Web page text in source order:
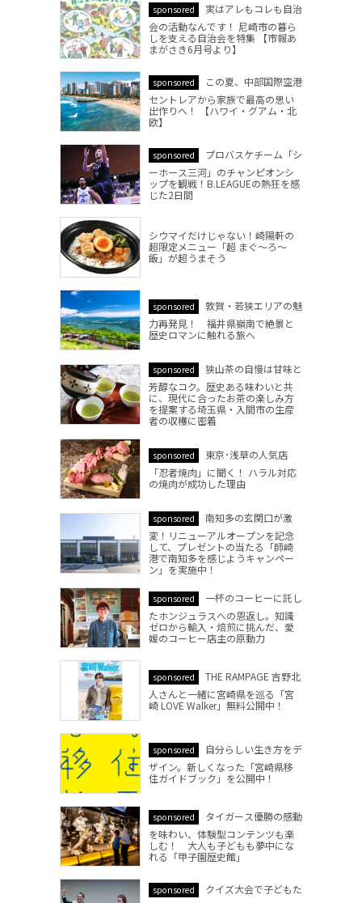
sponsored
実はアレもコレも自治
会の活動なんです！ 尼崎市の暮ら
しを支える自治会を特集 【市報あ
まがさき6月号より】
sponsored
この夏、中部国際空港
セントレアから家族で最高の思い
出作りへ！ 【ハワイ・グアム・北
欧】
sponsored
プロバスケチーム「シ
ーホース三河」のチャンピオンシ
ップを観戦！B.LEAGUEの熱狂を感
じた2日間
シウマイだけじゃない！崎陽軒の
超限定メニュー「超 まぐ～ろ～
飯」が超うまそう
sponsored
敦賀・若狭エリアの魅
力再発見！ 福井県嶺南で絶景と
歴史ロマンに触れる旅へ
sponsored
狭山茶の自慢は甘味と
芳醇なコク。歴史ある味わいと共
に、現代に合ったお茶の楽しみ方
を提案する埼玉県・入間市の生産
者の収穫に密着
sponsored
東京･浅草の人気店
「忍者焼肉」に聞く！ ハラル対応
の焼肉が成功した理由
sponsored
南知多の玄関口が激
変！リニューアルオープンを記念
して、プレゼントの当たる「師崎
港で南知多を感じようキャンペー
ン」を実施中！
sponsored
一杯のコーヒーに託し
たホンジュラスへの恩返し。知識
ゼロから輸入・焙煎に挑んだ、愛
媛のコーヒー店主の原動力
sponsored
THE RAMPAGE 吉野北
人さんと一緒に宮崎県を巡る「宮
崎 LOVE Walker」無料公開中！
sponsored
自分らしい生き方をデ
ザイン。新しくなった「宮崎県移
住ガイドブック」を公開中！
sponsored
タイガース優勝の感動
を味わい、体験型コンテンツも楽
しむ！ 大人も子どもも夢中にな
れる「甲子園歴史館」
sponsored
クイズ大会で子どもた